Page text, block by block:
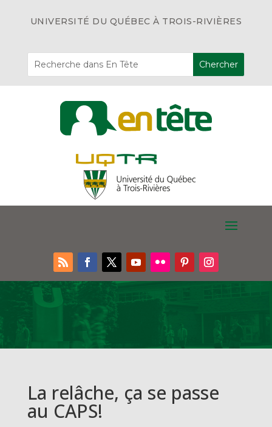
UNIVERSITÉ DU QUÉBEC À TROIS-RIVIÈRES
La relâche, ça se passe
au CAPS!